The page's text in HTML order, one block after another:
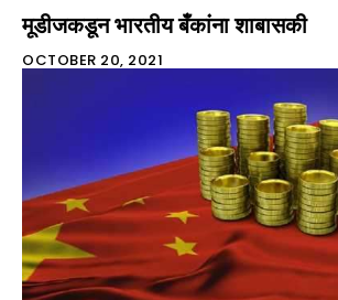
मूडीजकडून भारतीय बँकांना शाबासकी
OCTOBER 20, 2021